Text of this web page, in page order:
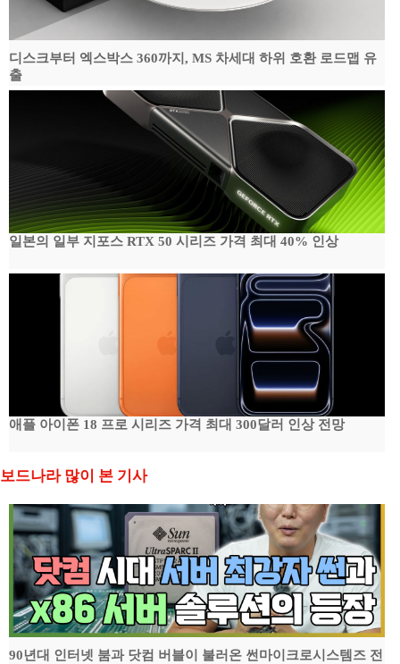
디스크부터 엑스박스 360까지, MS 차세대 하위 호환 로드맵 유
출
일본의 일부 지포스 RTX 50 시리즈 가격 최대 40% 인상
애플 아이폰 18 프로 시리즈 가격 최대 300달러 인상 전망
보드나라 많이 본 기사
90년대 인터넷 붐과 닷컴 버블이 불러온 썬마이크로시스템즈 전